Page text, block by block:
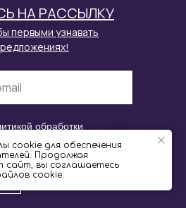
НА РАССЫЛКУ
первыми узнавать
обработки
cookie для обеспечения
Продолжая
сайт, вы соглашаетесь
cookie.